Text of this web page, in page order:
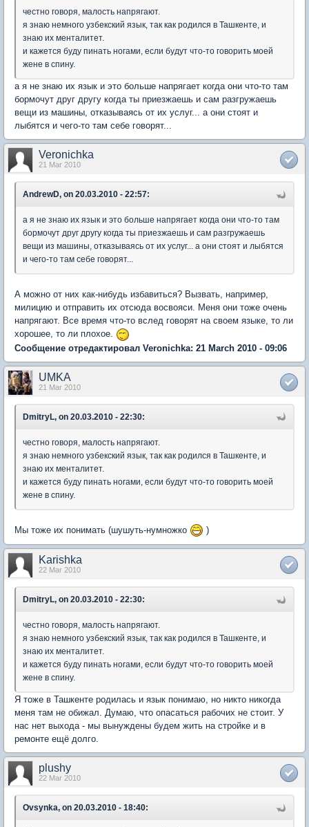
честно говоря, малость напрягают.
я знаю немного узбекский язык, так как родился в Ташкенте, и
знаю их менталитет.
и кажется буду пинать ногами, если будут что-то говорить моей
жене в спину.
а я не знаю их язык и это больше напрягает когда они что-то там
бормочут друг другу когда ты приезжаешь и сам разгружаешь
вещи из машины, отказываясь от их услуг... а они стоят и
лыбятся и чего-то там себе говорят...
Veronichka
21 Mar 2010
AndrewD, on 20.03.2010 - 22:57:
а я не знаю их язык и это больше напрягает когда они что-то там
бормочут друг другу когда ты приезжаешь и сам разгружаешь
вещи из машины, отказываясь от их услуг... а они стоят и лыбятся
и чего-то там себе говорят...
А можно от них как-нибудь избавиться? Вызвать, например,
милицию и отправить их отсюда восвояси. Меня они тоже очень
напрягают. Все время что-то вслед говорят на своем языке, то ли
хорошее, то ли плохое.
Сообщение отредактировал Veronichka: 21 March 2010 - 09:06
UMKA
21 Mar 2010
DmitryL, on 20.03.2010 - 22:30:
честно говоря, малость напрягают.
я знаю немного узбекский язык, так как родился в Ташкенте, и
знаю их менталитет.
и кажется буду пинать ногами, если будут что-то говорить моей
жене в спину.
Мы тоже их понимать (шушуть-нумножко )
Karishka
22 Mar 2010
DmitryL, on 20.03.2010 - 22:30:
честно говоря, малость напрягают.
я знаю немного узбекский язык, так как родился в Ташкенте, и
знаю их менталитет.
и кажется буду пинать ногами, если будут что-то говорить моей
жене в спину.
Я тоже в Ташкенте родилась и язык понимаю, но никто никогда
меня там не обижал. Думаю, что опасаться рабочих не стоит. У
нас нет выхода - мы вынуждены будем жить на стройке и в
ремонте ещё долго.
plushy
22 Mar 2010
Ovsynka, on 20.03.2010 - 18:40: